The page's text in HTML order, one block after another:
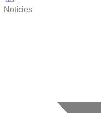
Notícies